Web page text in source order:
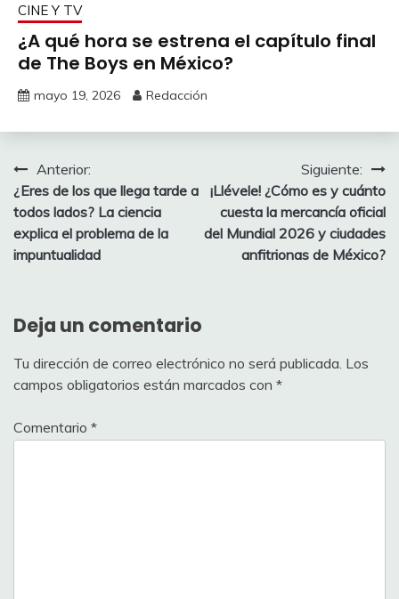
CINE Y TV
¿A qué hora se estrena el capítulo final
de The Boys en México?
mayo 19, 2026 Redacción
Navegación
de
entradas
Anterior:
¿Eres de los que llega tarde a
todos lados? La ciencia
explica el problema de la
impuntualidad
Siguiente:
¡Llévele! ¿Cómo es y cuánto
cuesta la mercancía oficial
del Mundial 2026 y ciudades
anfitrionas de México?
Deja un comentario
Tu dirección de correo electrónico no será publicada. Los
campos obligatorios están marcados con *
Comentario *